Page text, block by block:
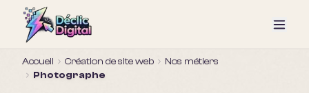
Accueil Création de site web
Nos métiers
Photographe